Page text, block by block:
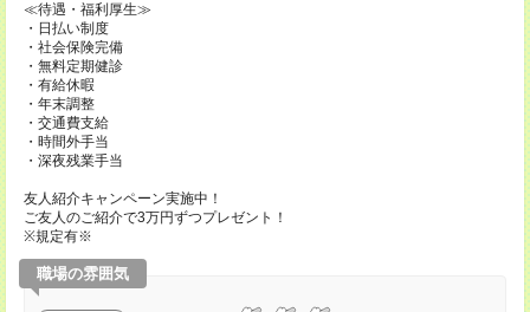
≪待遇・福利厚生≫
・日払い制度
・社会保険完備
・無料定期健診
・有給休暇
・年末調整
・交通費支給
・時間外手当
・深夜残業手当
友人紹介キャンペーン実施中！
ご友人のご紹介で3万円ずつプレゼント！
※規定有※
職場の雰囲気